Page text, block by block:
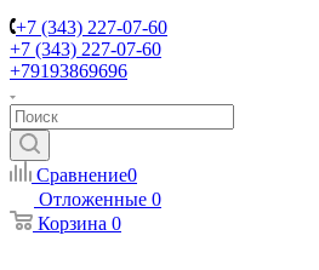
+7 (343) 227-07-60
+7 (343) 227-07-60
+79193869696
Сравнение0
Отложенные 0
Корзина 0